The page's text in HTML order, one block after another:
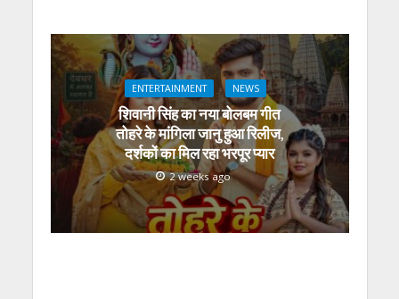
ENTERTAINMENT NEWS
शिवानी सिंह का नया बोलबम गीत
तोहरे के मांगिला जानु हुआ रिलीज,
दर्शकों का मिल रहा भरपूर प्यार
2 weeks ago